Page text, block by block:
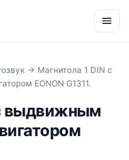
→ Магнитола 1 DIN c
EONON G1311.
выдвижным